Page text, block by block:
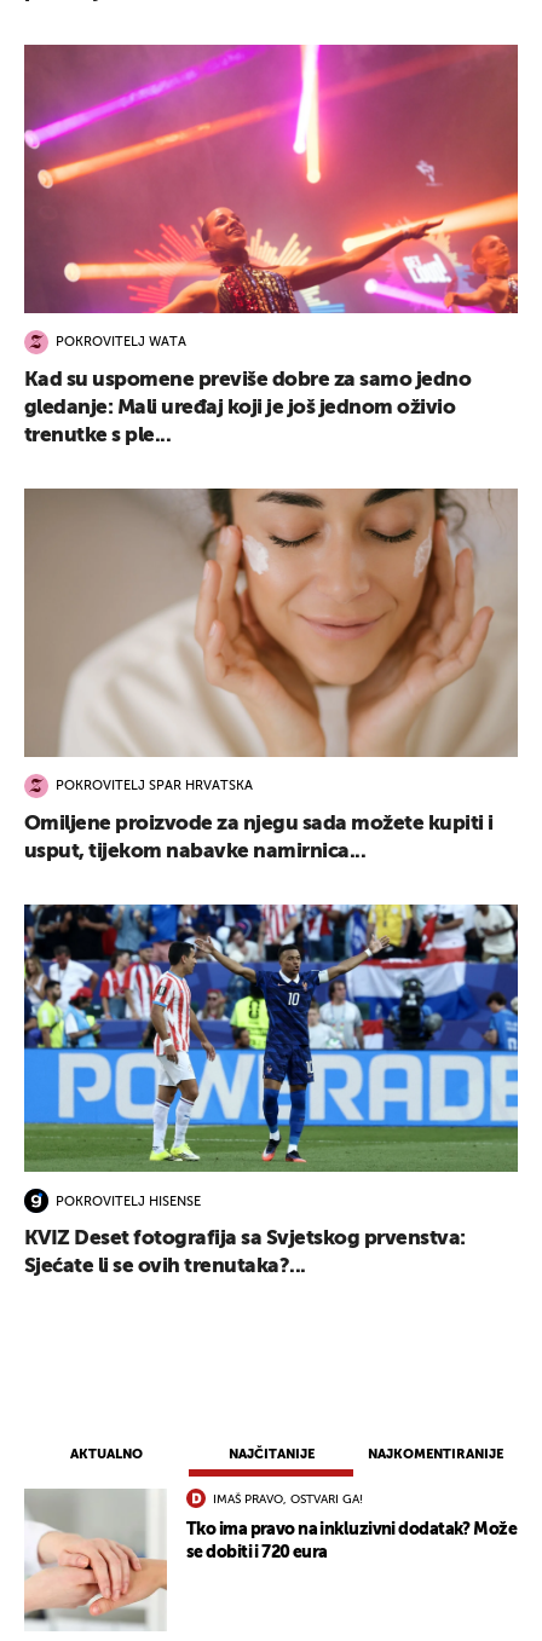
AKTUALNO NAJČITANIJE NAJKOMENTIRANIJE
IMAŠ PRAVO, OSTVARI GA!
Tko ima pravo na inkluzivni dodatak? Može
se dobiti i 720 eura
POKROVITELJ WATA
Kad su uspomene previše dobre za samo jedno
gledanje: Mali uređaj koji je još jednom oživio
trenutke s ple...
POKROVITELJ SPAR HRVATSKA
Omiljene proizvode za njegu sada možete kupiti i
usput, tijekom nabavke namirnica...
POKROVITELJ HISENSE
KVIZ Deset fotografija sa Svjetskog prvenstva:
Sjećate li se ovih trenutaka?...